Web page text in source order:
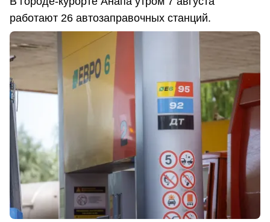
работают 26 автозаправочных станций.